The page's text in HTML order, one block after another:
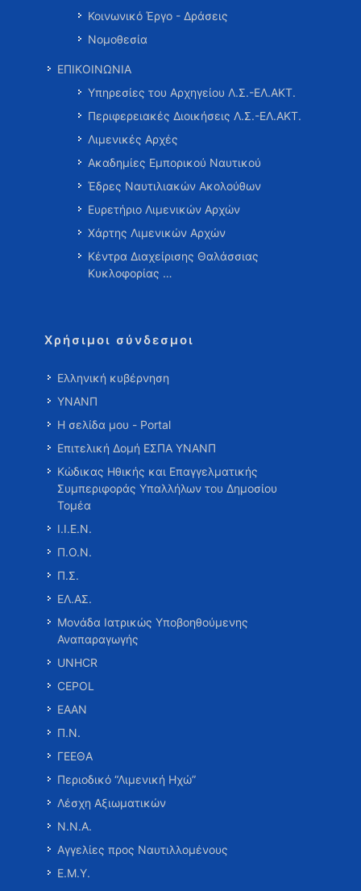
Κοινωνικό Έργο - Δράσεις
Νομοθεσία
ΕΠΙΚΟΙΝΩΝΙΑ
Υπηρεσίες του Αρχηγείου Λ.Σ.-ΕΛ.ΑΚΤ.
Περιφερειακές Διοικήσεις Λ.Σ.-ΕΛ.ΑΚΤ.
Λιμενικές Αρχές
Ακαδημίες Εμπορικού Ναυτικού
Έδρες Ναυτιλιακών Ακολούθων
Ευρετήριο Λιμενικών Αρχών
Χάρτης Λιμενικών Αρχών
Κέντρα Διαχείρισης Θαλάσσιας
Κυκλοφορίας …
Χρήσιμοι σύνδεσμοι
Ελληνική κυβέρνηση
ΥΝΑΝΠ
Η σελίδα μου - Portal
Επιτελική Δομή ΕΣΠΑ ΥΝΑΝΠ
Κώδικας Ηθικής και Επαγγελματικής
Συμπεριφοράς Υπαλλήλων του Δημοσίου
Τομέα
Ι.Ι.Ε.Ν.
Π.Ο.Ν.
Π.Σ.
ΕΛ.ΑΣ.
Μονάδα Ιατρικώς Υποβοηθούμενης
Αναπαραγωγής
UNHCR
CEPOL
ΕΑΑΝ
Π.Ν.
ΓΕΕΘΑ
Περιοδικό “Λιμενική Ηχώ”
Λέσχη Αξιωματικών
Ν.Ν.Α.
Αγγελίες προς Ναυτιλλομένους
Ε.Μ.Υ.